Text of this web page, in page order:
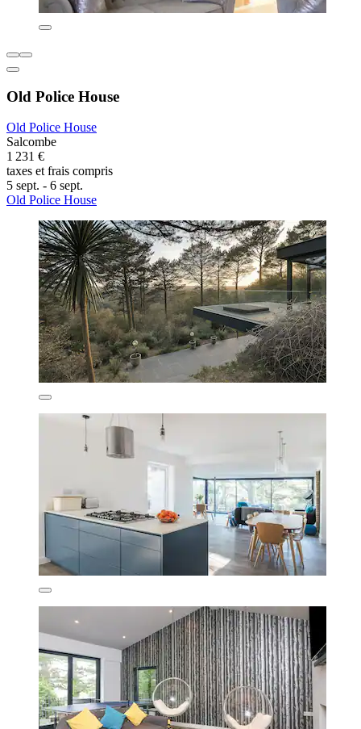
Old Police House
Old Police House
Salcombe
1 231 €
taxes et frais compris
5 sept. - 6 sept.
Old Police House